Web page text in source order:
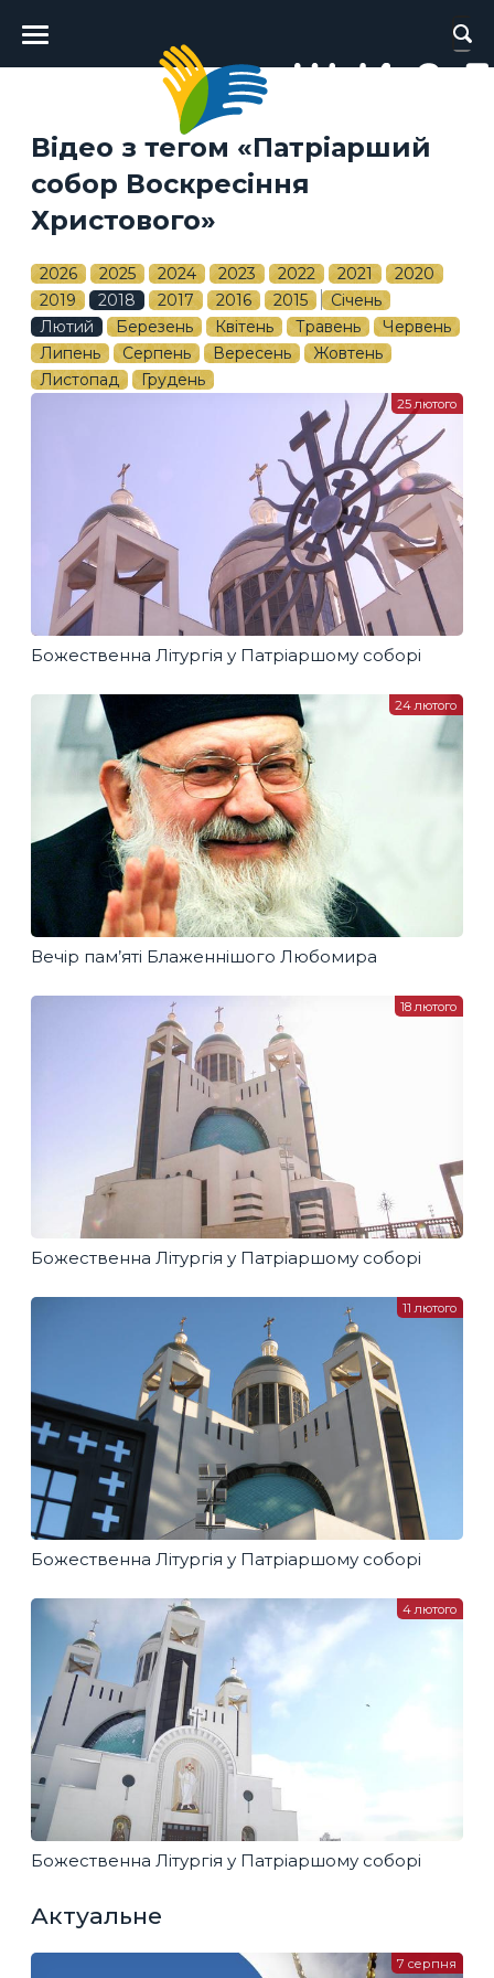
Головне
меню
Відео з тегом «Патріарший
собор Воскресіння
Христового»
2026 2025 2024 2023 2022 2021
2020
2019
2018 2017 2016 2015
Січень
Лютий
Березень Квітень Травень
Червень
Липень
Серпень Вересень
Жовтень
Листопад
Грудень
Божественна Літургія у Патріаршому соборі
25 лютого
Вечір пам’яті Блаженнішого Любомира
24 лютого
Божественна Літургія у Патріаршому соборі
18 лютого
Божественна Літургія у Патріаршому соборі
11 лютого
Божественна Літургія у Патріаршому соборі
4 лютого
Актуальне
7 серпня